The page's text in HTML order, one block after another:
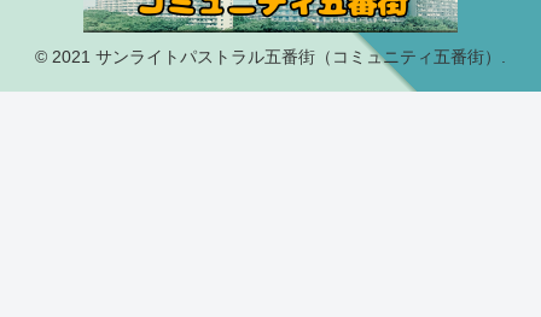
© 2021 サンライトパストラル五番街（コミュニティ五番街）.